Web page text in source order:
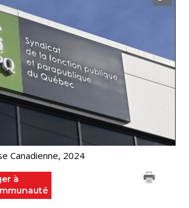
Canadienne, 2024
à